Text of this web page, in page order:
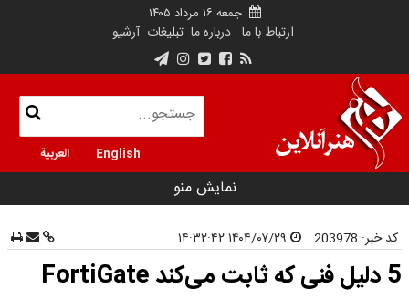
جمعه ۱۶ مرداد ۱۴۰۵
ارتباط با ما درباره ما تبلیغات آرشیو
English العربية
نمایش منو
کد خبر: 203978
5 دلیل فنی که ثابت می‌کند FortiGate